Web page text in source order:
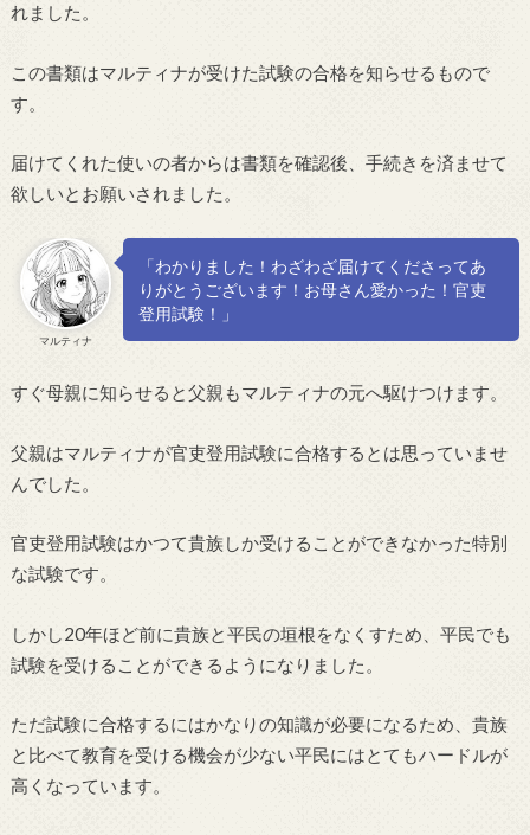
れました。
この書類はマルティナが受けた試験の合格を知らせるもので
す。
届けてくれた使いの者からは書類を確認後、手続きを済ませて
欲しいとお願いされました。
マルティナ
「わかりました！わざわざ届けてくださってあ
りがとうございます！お母さん愛かった！官吏
登用試験！」
すぐ母親に知らせると父親もマルティナの元へ駆けつけます。
父親はマルティナが官吏登用試験に合格するとは思っていませ
んでした。
官吏登用試験はかつて貴族しか受けることができなかった特別
な試験です。
しかし20年ほど前に貴族と平民の垣根をなくすため、平民でも
試験を受けることができるようになりました。
ただ試験に合格するにはかなりの知識が必要になるため、貴族
と比べて教育を受ける機会が少ない平民にはとてもハードルが
高くなっています。